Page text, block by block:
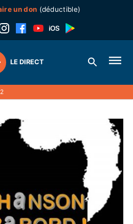
un don (déductible)
LE DIRECT